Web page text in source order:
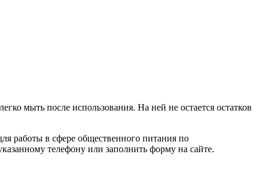
мыть после использования. На ней не остается остатков
работы в сфере общественного питания по
телефону или заполнить форму на сайте.